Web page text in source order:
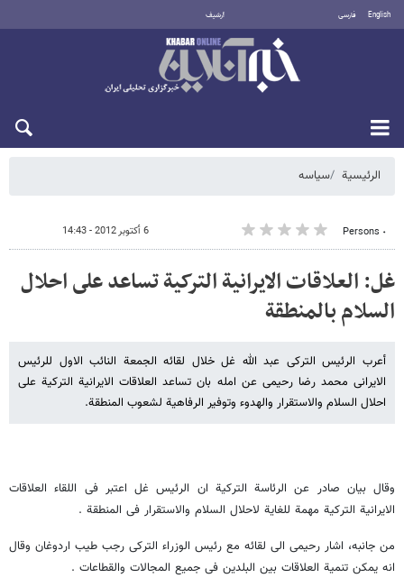
English فارسی أرشيف
الرئيسية سیاسه
٠ Persons 6 أكتوبر 2012 - 14:43
غل: العلاقات الایرانیة الترکیة تساعد على احلال
السلام بالمنطقة
أعرب الرئیس الترکی عبد الله غل خلال لقائه الجمعة النائب الاول للرئیس
الایرانی محمد رضا رحیمی عن امله بان تساعد العلاقات الایرانیة الترکیة على
احلال السلام والاستقرار والهدوء وتوفیر الرفاهیة لشعوب المنطقة.
وقال بیان صادر عن الرئاسة الترکیة ان الرئیس غل اعتبر فی اللقاء العلاقات
الایرانیة الترکیة مهمة للغایة لاحلال السلام والاستقرار فی المنطقة .
من جانبه، اشار رحیمی الى لقائه مع رئیس الوزراء الترکی رجب طیب اردوغان وقال
انه یمکن تنمیة العلاقات بین البلدین فی جمیع المجالات والقطاعات .